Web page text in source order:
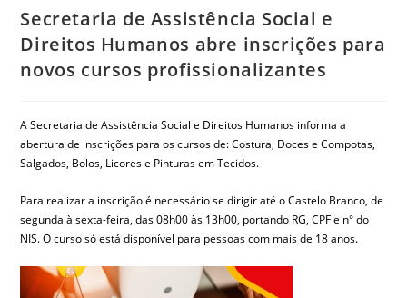
Secretaria de Assistência Social e
Direitos Humanos abre inscrições para
novos cursos profissionalizantes
A Secretaria de Assistência Social e Direitos Humanos informa a
abertura de inscrições para os cursos de: Costura, Doces e Compotas,
Salgados, Bolos, Licores e Pinturas em Tecidos.
Para realizar a inscrição é necessário se dirigir até o Castelo Branco, de
segunda à sexta-feira, das 08h00 às 13h00, portando RG, CPF e n° do
NIS. O curso só está disponível para pessoas com mais de 18 anos.